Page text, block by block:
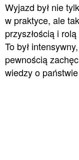
Wyjazd był nie
w praktyce, ale
przyszłością i
To był
pewnością
wiedzy o